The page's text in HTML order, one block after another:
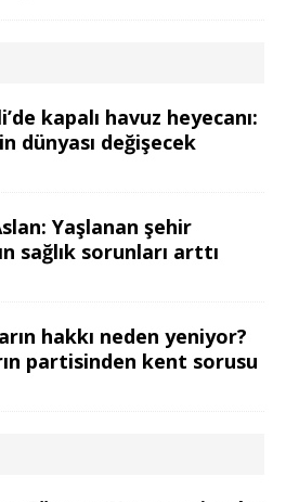
kapalı havuz heyecanı:
dünyası değişecek
Yaşlanan şehir
sağlık sorunları arttı
hakkı neden yeniyor?
partisinden kent sorusu